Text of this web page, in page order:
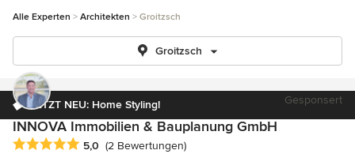
Alle Experten Architekten Groitzsch
Groitzsch
JETZT NEU: Home Styling! Gesponsert
INNOVA Immobilien & Bauplanung GmbH
Durchschnittliche Bewertung: 5 von 5 Sternen
5,0 (2 Bewertungen)